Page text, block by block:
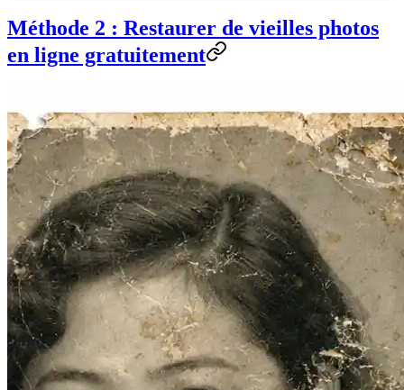
Méthode 2 : Restaurer de vieilles photos
en ligne gratuitement